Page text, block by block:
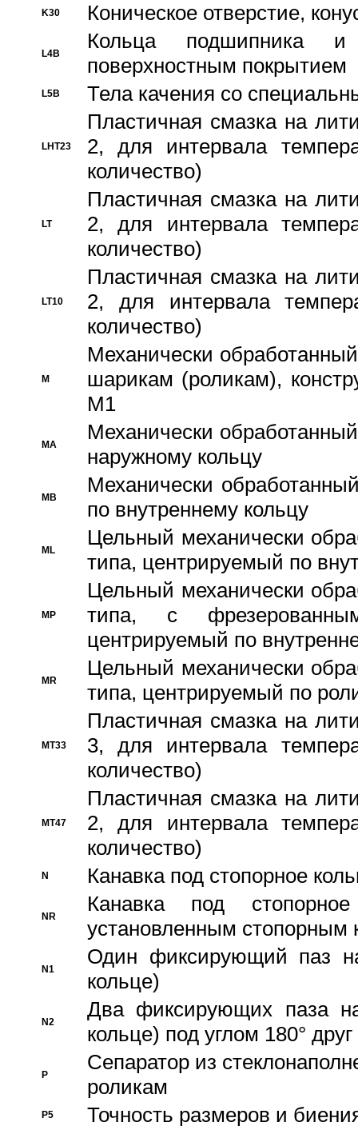
K30 Коническое отверстие,
L4B
Кольца подшипника
поверхностным покрытием
L5B Тела качения со
LHT23
Пластичная смазка на
2, для интервала
количество)
LT
Пластичная смазка на
2, для интервала
количество)
LT10
Пластичная смазка на
2, для интервала
количество)
M
Механически
шарикам (роликам),
M1
MA
Механически
наружному кольцу
MB
Механически
по внутреннему кольцу
ML
Цельный механически
типа, центрируемый по
MP
Цельный механически
типа, с
центрируемый по
MR
Цельный механически
типа, центрируемый по
MT33
Пластичная смазка на
3, для интервала
количество)
MT47
Пластичная смазка на
2, для интервала
количество)
N Канавка под стопорное
NR
Канавка под
установленным стопорным
N1
Один фиксирующий паз
кольце)
N2
Два фиксирующих паза
кольце) под углом 180° друг
P
Cепаратор из
роликам
P5 Точность размеров и